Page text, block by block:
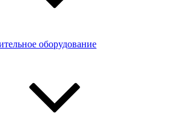
оборудование